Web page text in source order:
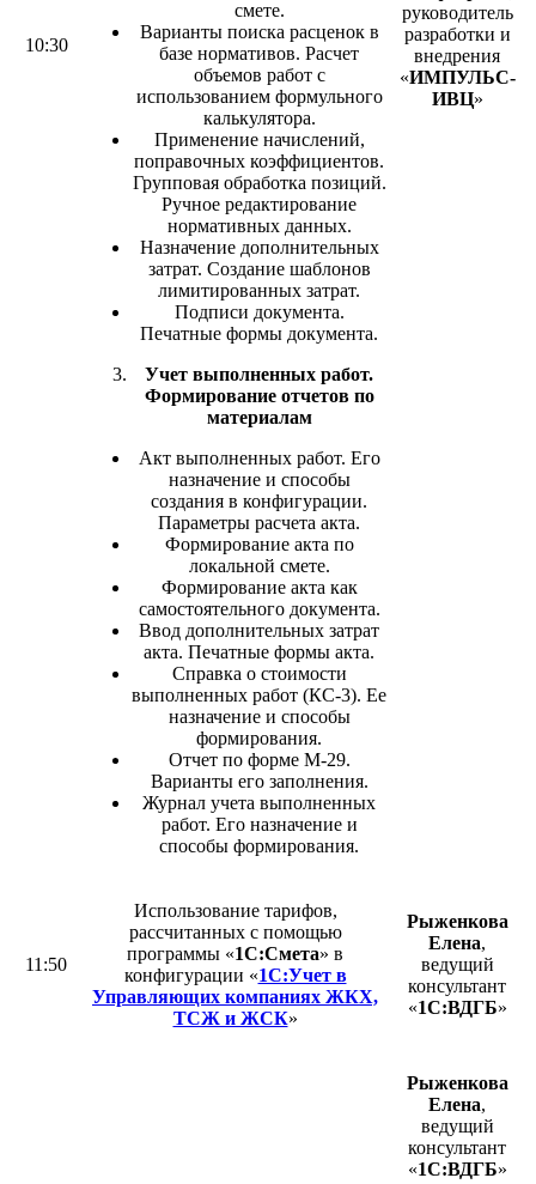
10:30
смете.
Варианты поиска расценок в
базе нормативов. Расчет
объемов работ с
использованием формульного
калькулятора.
Применение начислений,
поправочных коэффициентов.
Групповая обработка позиций.
Ручное редактирование
нормативных данных.
Назначение дополнительных
затрат. Создание шаблонов
лимитированных затрат.
Подписи документа.
Печатные формы документа.
Учет выполненных работ.
Формирование отчетов по
материалам
Акт выполненных работ. Его
назначение и способы
создания в конфигурации.
Параметры расчета акта.
Формирование акта по
локальной смете.
Формирование акта как
самостоятельного документа.
Ввод дополнительных затрат
акта. Печатные формы акта.
Справка о стоимости
выполненных работ (КС-3). Ее
назначение и способы
формирования.
Отчет по форме М-29.
Варианты его заполнения.
Журнал учета выполненных
работ. Его назначение и
способы формирования.
руководитель
разработки и
внедрения
«ИМПУЛЬС-
ИВЦ»
11:50
Использование тарифов,
рассчитанных с помощью
программы «1С:Смета» в
конфигурации «1С:Учет в
Управляющих компаниях ЖКХ,
ТСЖ и ЖСК»
Рыженкова
Елена,
ведущий
консультант
«1С:ВДГБ»
Рыженкова
Елена,
ведущий
консультант
«1С:ВДГБ»